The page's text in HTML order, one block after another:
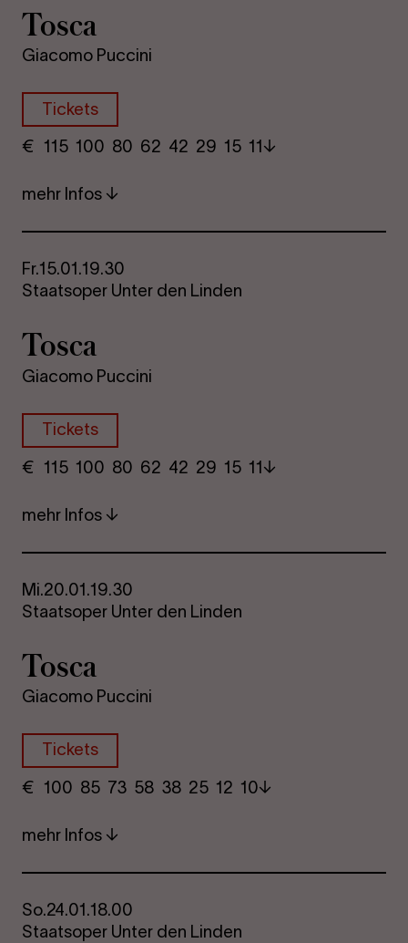
Tosca
Giacomo Puccini
Tickets
€ ​ 115 100 80​ 62 42 29​ 15 11
mehr Infos
Fr.15.01.19.30
Staatsoper Unter den Linden
Tosca
Giacomo Puccini
Tickets
€ ​ 115 100 80​ 62 42 29​ 15 11
mehr Infos
Mi.20.01.19.30
Staatsoper Unter den Linden
Tosca
Giacomo Puccini
Tickets
€ ​ 100 85 73​ 58 38 25​ 12 10
mehr Infos
So.24.01.18.00
Staatsoper Unter den Linden